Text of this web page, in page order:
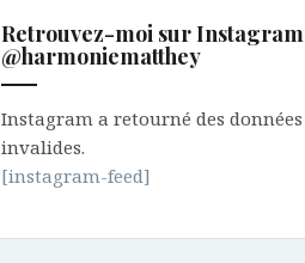
Retrouvez-moi sur Instagram
@harmoniematthey
Instagram a retourné des données
invalides.
[instagram-feed]